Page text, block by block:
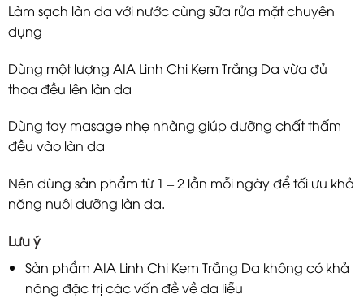
Làm sạch làn da với nước cùng sữa rửa mặt chuyên
dụng
Dùng một lượng AIA Linh Chi Kem Trắng Da vừa đủ
thoa đều lên làn da
Dùng tay masage nhẹ nhàng giúp dưỡng chất thấm
đều vào làn da
Nên dùng sản phẩm từ 1 – 2 lần mỗi ngày để tối ưu khả
năng nuôi dưỡng làn da.
Lưu ý
Sản phẩm AIA Linh Chi Kem Trắng Da không có khả
năng đặc trị các vấn đề về da liễu